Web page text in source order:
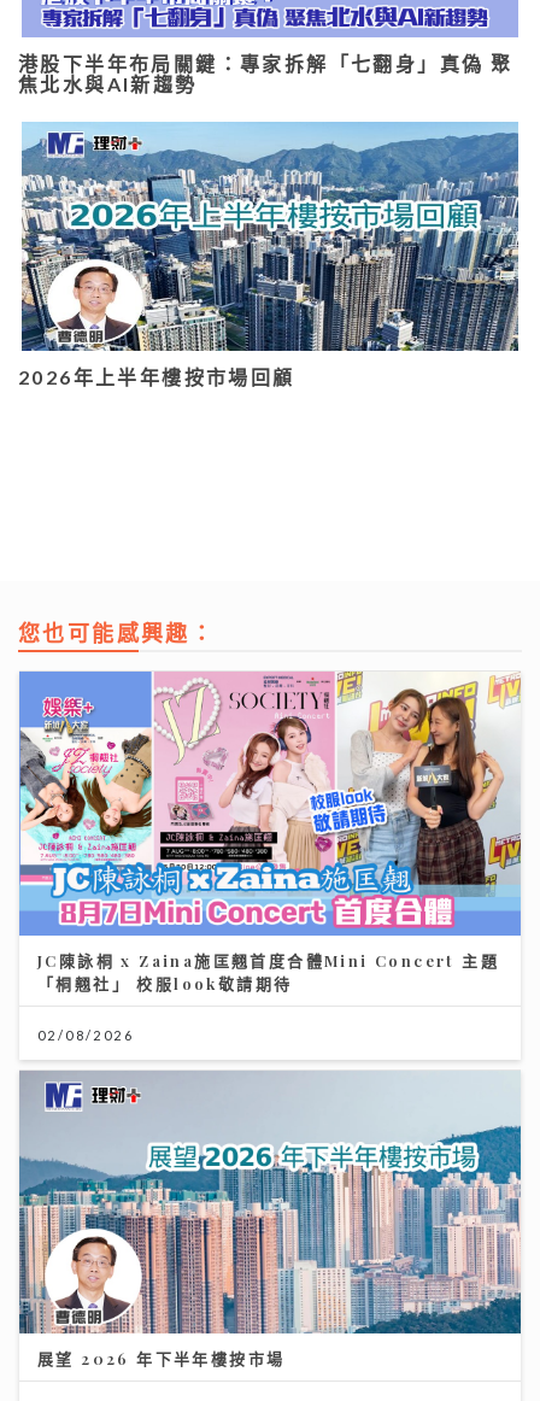
港股下半年布局關鍵：專家拆解「七翻身」真偽 聚
焦北水與AI新趨勢
2026年上半年樓按市場回顧
您也可能感興趣：
JC陳詠桐 x Zaina施匡翹首度合體Mini Concert 主題
「桐翹社」 校服look敬請期待
02/08/2026
展望 2026 年下半年樓按市場
Jason20週年演唱會｜陳柏宇尾場遇牛一 愛女送生日
卡順勢求養狗 粉絲台下排字滿心思 唱到眼濕濕
22/07/2026
《原來生活好快樂》｜倪震權跨界出歌《錯過了沒下次》
從排球港隊到樂壇新人 自爆錄音勁緊張